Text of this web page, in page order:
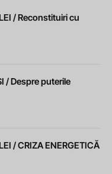
/ Reconstituiri cu
/ Despre puterile
/ CRIZA ENERGETICĂ